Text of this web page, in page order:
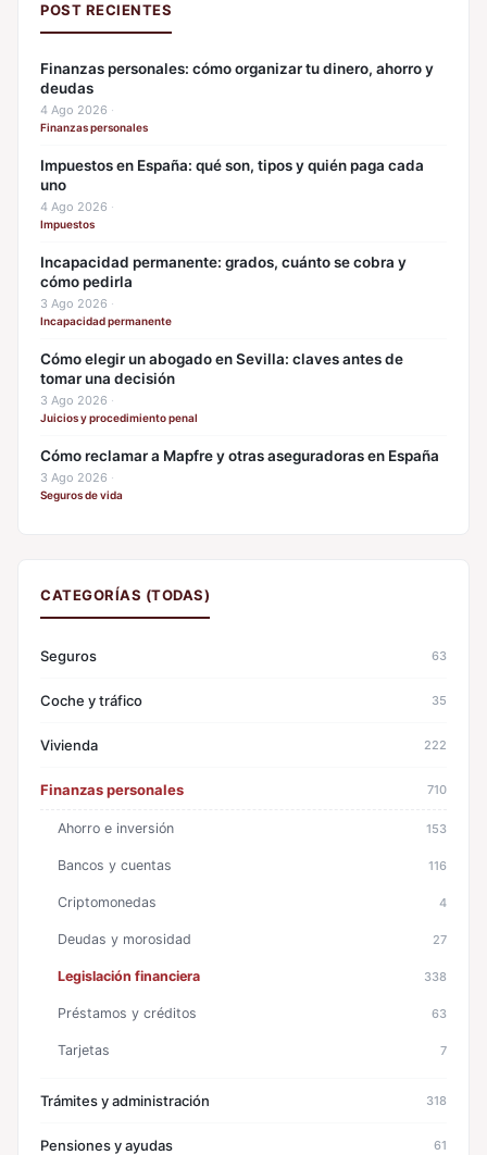
POST RECIENTES
Finanzas personales: cómo organizar tu dinero, ahorro y
deudas
4 Ago 2026 ·
Finanzas personales
Impuestos en España: qué son, tipos y quién paga cada
uno
4 Ago 2026 ·
Impuestos
Incapacidad permanente: grados, cuánto se cobra y
cómo pedirla
3 Ago 2026 ·
Incapacidad permanente
Cómo elegir un abogado en Sevilla: claves antes de
tomar una decisión
3 Ago 2026 ·
Juicios y procedimiento penal
Cómo reclamar a Mapfre y otras aseguradoras en España
3 Ago 2026 ·
Seguros de vida
CATEGORÍAS (TODAS)
Seguros 63
Coche y tráfico 35
Vivienda 222
Finanzas personales 710
Ahorro e inversión 153
Bancos y cuentas 116
Criptomonedas 4
Deudas y morosidad 27
Legislación financiera 338
Préstamos y créditos 63
Tarjetas 7
Trámites y administración 318
Pensiones y ayudas 61